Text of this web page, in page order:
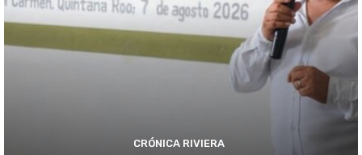
CRÓNICA RIVIERA